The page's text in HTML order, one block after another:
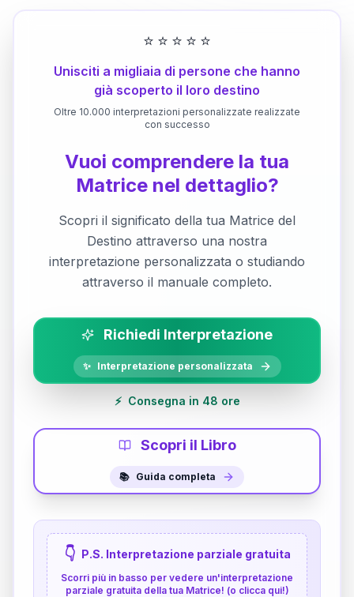
⭐ ⭐ ⭐ ⭐ ⭐
Unisciti a migliaia di persone che hanno
già scoperto il loro destino
Oltre 10.000 interpretazioni personalizzate realizzate
con successo
Vuoi comprendere la tua
Matrice nel dettaglio?
Scopri il significato della tua Matrice del
Destino attraverso una nostra
interpretazione personalizzata o studiando
attraverso il manuale completo.
Richiedi Interpretazione
✨ Interpretazione personalizzata
⚡ Consegna in 48 ore
Scopri il Libro
📚 Guida completa
👇 P.S. Interpretazione parziale gratuita
Scorri più in basso per vedere un'interpretazione
parziale gratuita della tua Matrice! (o clicca qui!)